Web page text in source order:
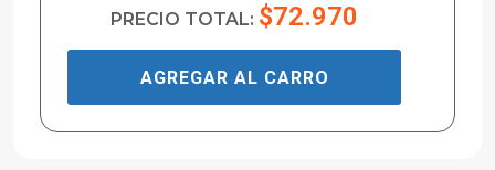
PRECIO TOTAL: $72.970
AGREGAR AL CARRO